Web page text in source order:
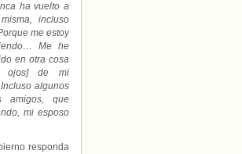
ha vuelto a
incluso
me estoy
Me he
en otra cosa
ojos] de mi
algunos
amigos, que
mi esposo
responda